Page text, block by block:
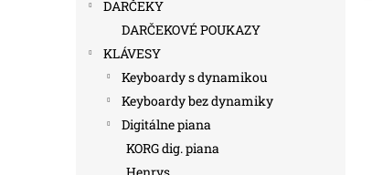
DARČEKY
DARČEKOVÉ POUKAZY
KLÁVESY
Keyboardy s dynamikou
Keyboardy bez dynamiky
Digitálne piana
KORG dig. piana
Henrys